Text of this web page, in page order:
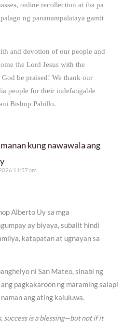
online recollection at iba pa
ng pananampalataya gamit
and devotion of our people and
the Lord Jesus with the
be praised! We thank our
people for their indefatigable
Bishop Pabillo.
kung nawawala ang
11:37 am
Alberto Uy sa mga
ay biyaya, subalit hindi
katapatan at ugnayan sa
ni San Mateo, sinabi ng
pagkakaroon ng maraming salapi
ang ating kaluluwa.
success is a blessing—but not if it